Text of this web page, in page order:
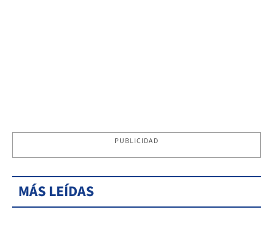
PUBLICIDAD
MÁS LEÍDAS